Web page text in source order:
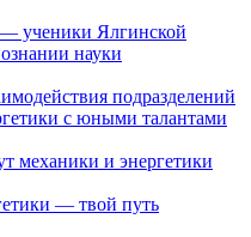
— ученики Ялгинской
науки
подразделений
с юными талантами
механики и энергетики
— твой путь